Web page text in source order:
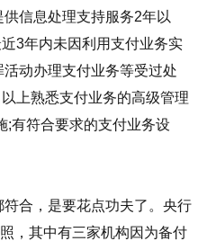
供信息处理支持服务2年以
3年内未因利用支付业务实
动办理支付业务等受过处
上熟悉支付业务的高级管理
;有符合要求的支付业务设
合，是要花点功夫了。央行
，其中有三家机构因为备付